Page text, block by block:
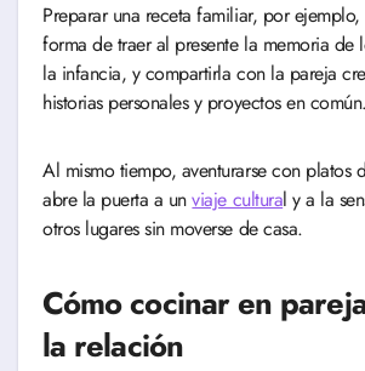
Preparar una receta familiar, por
forma de traer al presente la memoria de
la infancia, y compartirla con la pareja
historias personales y proyectos en común.
Al mismo tiempo, aventurarse con platos
abre la puerta a unviaje cultural y a la
otros lugares sin moverse de casa.
Cómo cocinar en
la relación